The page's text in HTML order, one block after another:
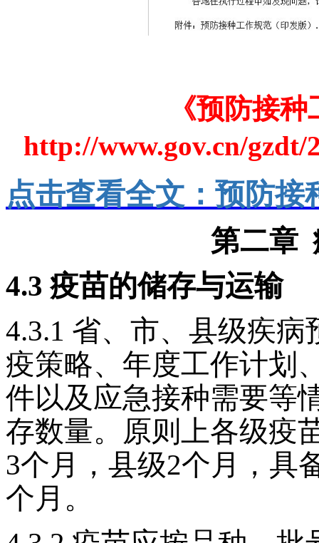
《预防接
http://www.gov.cn/gzdt/
点击查看全文：预防接
第二章
4.3 疫苗的储存与运输
4.3.1 省、市、县级疾病
疫策略、年度工作计划
件以及应急接种需要等
存数量。原则上各级疫
3个月，县级2个月，具
个月。